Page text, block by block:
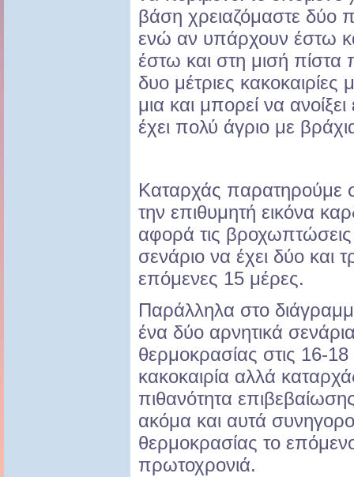
βάση χρειαζόμαστε δύο
ενώ αν υπάρχουν έστω
έστω και στη μισή
δυο μέτριες
μια και μπορεί να
έχει πολύ άγριο με
Καταρχάς παρατηρούμε
την επιθυμητή εικόνα
αφορά τις
σενάριο να έχει δύο και
επόμενες 15 μέρες.
Παράλληλα στο
ένα δύο αρνητικά
θερμοκρασίας στις 16-
κακοκαιρία αλλά
πιθανότητα
ακόμα και αυτά
θερμοκρασίας το
πρωτοχρονιά.